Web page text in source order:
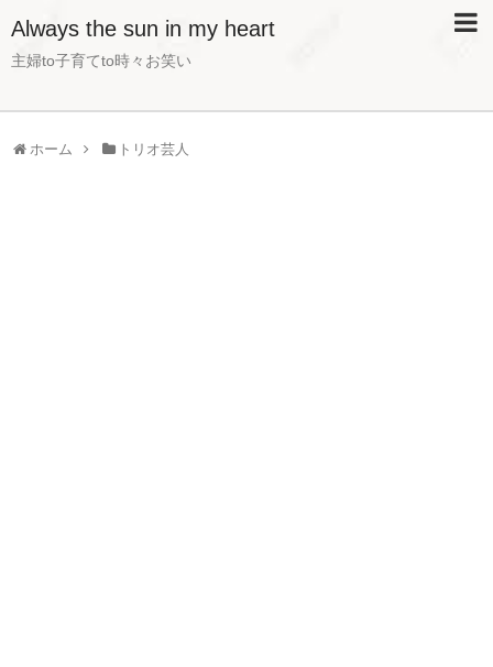
Always the sun in my heart
主婦to子育てto時々お笑い
ホーム トリオ芸人